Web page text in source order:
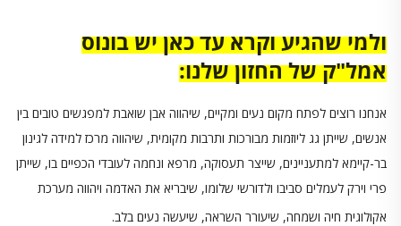
ולמי שהגיע וקרא עד כאן יש בונוס
אמל"ק של החזון שלנו:
אנחנו רוצים לפתח מקום נעים ומקיים, שיהווה אבן שואבת למפגשים טובים בין
אנשים, שייתן גג ליוזמות מבורכות ותרבות מקומית, שיהווה מרכז למידה לגינון
בר-קיימא למתעניינים, שייצר תעסוקה, מרפא ונחמה לעובדי הכפיים בו, שייתן
פרי וירק לעמלים סביבו ולדורשי שלומו, שיבריא את האדמה ויהווה מערכת
אקולוגית חיה ושמחה, שיעורר השראה, שיעשה נעים בלב.